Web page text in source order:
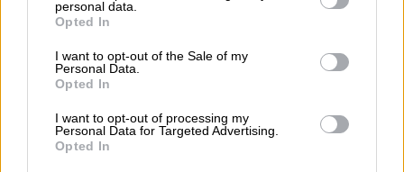
grant or deny consent to Google and its third-party tags to
use your data for below specified purposes in below Google
consent section.
personal data.
Opted In
I want to opt-out of the Sale of my
Personal Data.
Opted In
I want to opt-out of processing my
Personal Data for Targeted Advertising.
Opted In
προτίμησε για την παγκόσμια πρεμιέρα της
H υπόθεση της ταινίας
Πρόκεται για ένα τρίπτυχο παραμύθι, που
ακολουθεί έναν άνδρα χωρίς επιλογές,